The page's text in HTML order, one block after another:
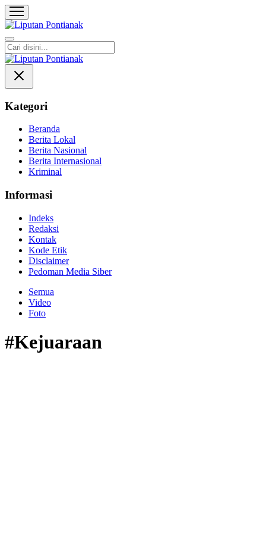
Liputan Pontianak
Berita Terkini dan TerUpdate
Kategori
Beranda
Berita Lokal
Berita Nasional
Berita Internasional
Kriminal
Informasi
Indeks
Redaksi
Kontak
Kode Etik
Disclaimer
Pedoman Media Siber
Semua
Video
Foto
#Kejuaraan